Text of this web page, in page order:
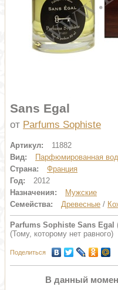
Sans Egal
от Parfums Sophiste
Артикул:
11882
Вид:
Парфюмированная
Страна:
Франция
Год:
2012
Назначения:
Мужские
Семейства:
Древесные /
Parfums Sophiste Sans Egal
(Тому, которому нет равного)
Поделиться
В данный